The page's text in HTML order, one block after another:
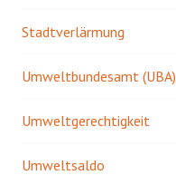
Stadtverlärmung
Umweltbundesamt (UBA)
Umweltgerechtigkeit
Umweltsaldo